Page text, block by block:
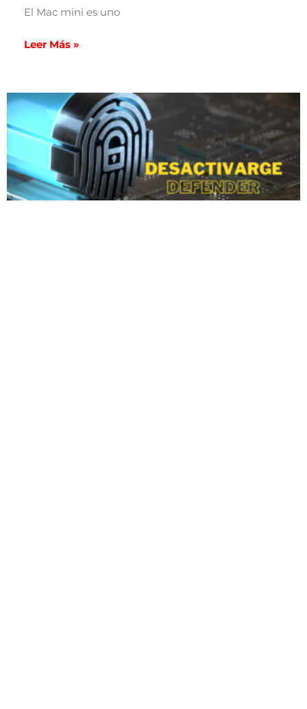
El Mac mini es uno
Leer Más »